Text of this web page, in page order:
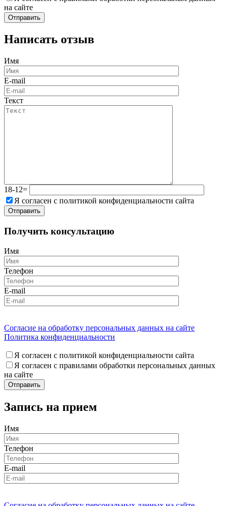
на сайте
Написать отзыв
Имя
E-mail
Текст
18-12=
Я согласен с политикой конфиденциальности сайта
Получить консультацию
Имя
Телефон
E-mail
Согласие на обработку персональных данных на сайте
Политика конфиденциальности
Я согласен с политикой конфиденциальности сайта
Я согласен с правилами обработки персональных данных
на сайте
Запись на прием
Имя
Телефон
E-mail